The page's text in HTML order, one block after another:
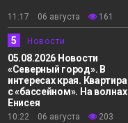
11:17 06 августа 161
5 Новости
05.08.2026 Новости
«Северный город». В
интересах края. Квартира
с «бассейном». На волнах
Енисея
10:22 06 августа 203